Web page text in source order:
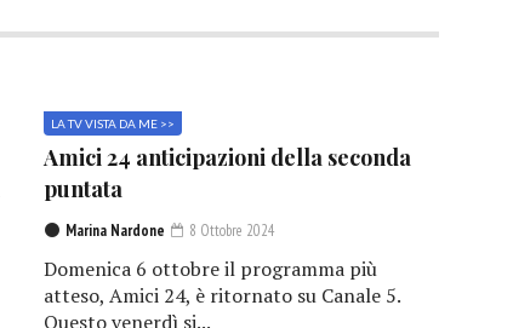
LA TV VISTA DA ME >>
Amici 24 anticipazioni della seconda
puntata
Marina Nardone 8 Ottobre 2024
Domenica 6 ottobre il programma più
atteso, Amici 24, è ritornato su Canale 5.
Questo venerdì si...